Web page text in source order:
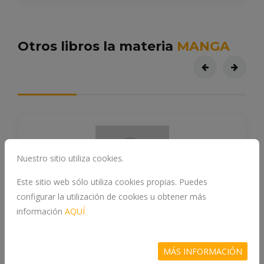
Otros libros la materia MANGA
Nuestro sitio utiliza cookies.
Este sitio web sólo utiliza cookies propias. Puedes
configurar la utilización de cookies u obtener más
información AQUÍ
MÁS INFORMACIÓN